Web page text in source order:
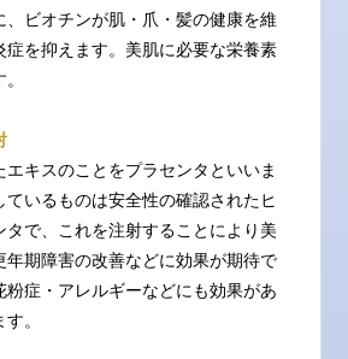
、ビオチンが肌・爪・髪の健康を維
症を抑えます。美肌に必要な栄養素
エキスのことをプラセンタといいま
ているものは安全性の確認されたヒ
タで、これを注射することにより美
年期障害の改善などに効果が期待で
粉症・アレルギーなどにも効果があ
。